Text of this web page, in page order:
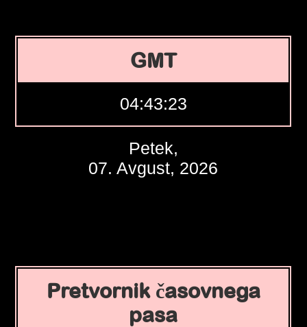
GMT
04:43:24
Petek,
07. Avgust, 2026
Pretvornik časovnega
pasa